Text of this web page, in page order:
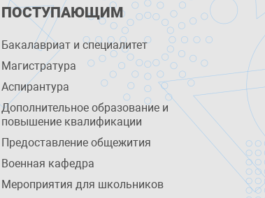
ПОСТУПАЮЩИМ
Бакалавриат и специалитет
Магистратура
Аспирантура
Дополнительное образование и
повышение квалификации
Предоставление общежития
Военная кафедра
Мероприятия для школьников